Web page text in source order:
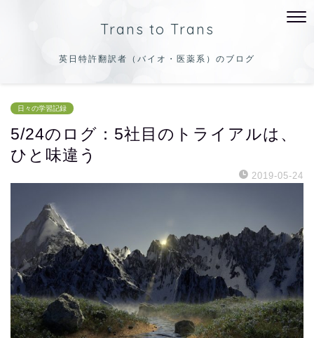
Trans to Trans
英日特許翻訳者（バイオ・医薬系）のブログ
日々の学習記録
5/24のログ：5社目のトライアルは、
ひと味違う
2019-05-24